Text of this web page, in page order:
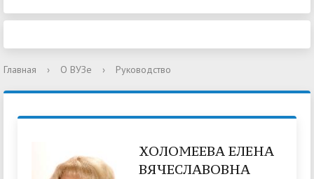
Главная › О ВУЗе › Руководство
ХОЛОМЕЕВА ЕЛЕНА
ВЯЧЕСЛАВОВНА